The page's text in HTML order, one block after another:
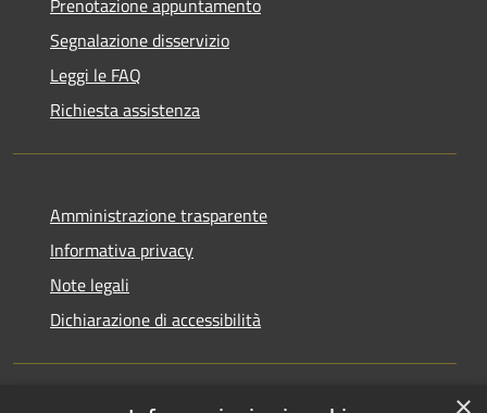
Prenotazione appuntamento
Segnalazione disservizio
Leggi le FAQ
Richiesta assistenza
Amministrazione trasparente
Informativa privacy
Note legali
Dichiarazione di accessibilità